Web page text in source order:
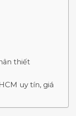
thiết
uy tín, giá